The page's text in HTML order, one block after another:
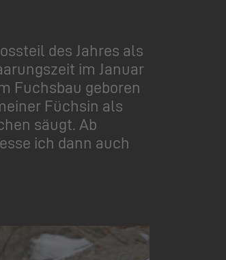
des Jahres als
im Januar
Fuchsbau geboren
Füchsin als
säugt. Ab
ich dann auch